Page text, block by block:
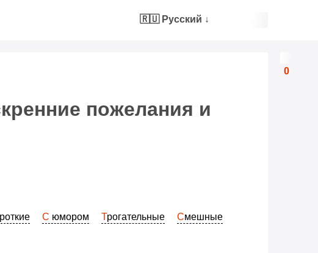
0
🇷🇺 Русский ↓
пожелания и
С юмором Трогательные
Смешные